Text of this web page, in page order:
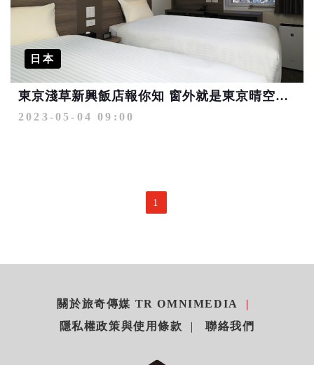
日本
東京淺草新興飯店報你知 窗外就是東京晴空塔好奢侈
2023-05-04 09:00
1
關於旅奇傳媒 TR OMNIMEDIA
隱私權政策與使用條款
聯絡我們